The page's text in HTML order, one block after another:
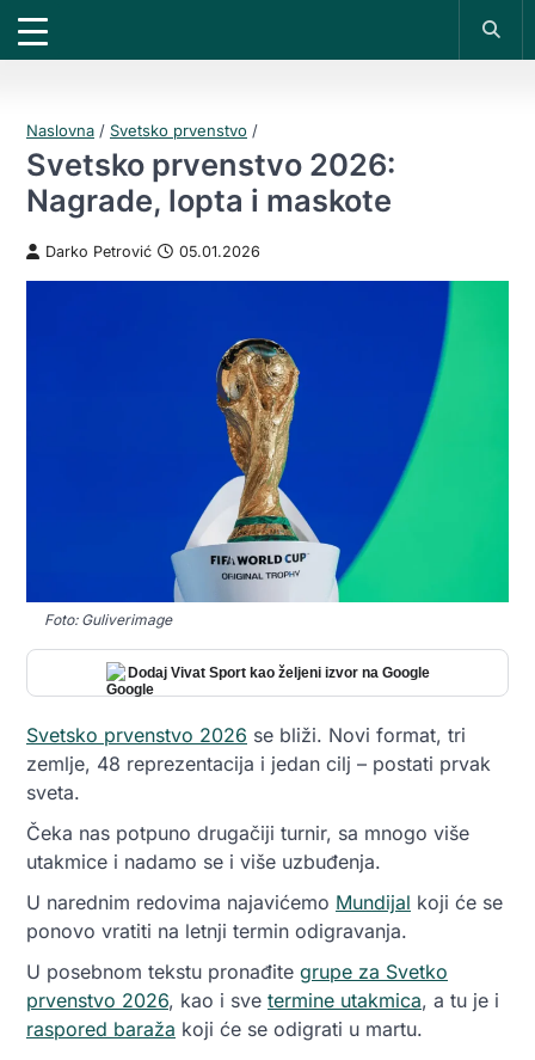
Naslovna / Svetsko prvenstvo /
Svetsko prvenstvo 2026:
Nagrade, lopta i maskote
Darko Petrović 05.01.2026
Foto: Guliverimage
Dodaj Vivat Sport kao željeni izvor na Google
Svetsko prvenstvo 2026 se bliži. Novi format, tri
zemlje, 48 reprezentacija i jedan cilj – postati prvak
sveta.
Čeka nas potpuno drugačiji turnir, sa mnogo više
utakmice i nadamo se i više uzbuđenja.
U narednim redovima najavićemo Mundijal koji će se
ponovo vratiti na letnji termin odigravanja.
U posebnom tekstu pronađite grupe za Svetko
prvenstvo 2026, kao i sve termine utakmica, a tu je i
raspored baraža koji će se odigrati u martu.